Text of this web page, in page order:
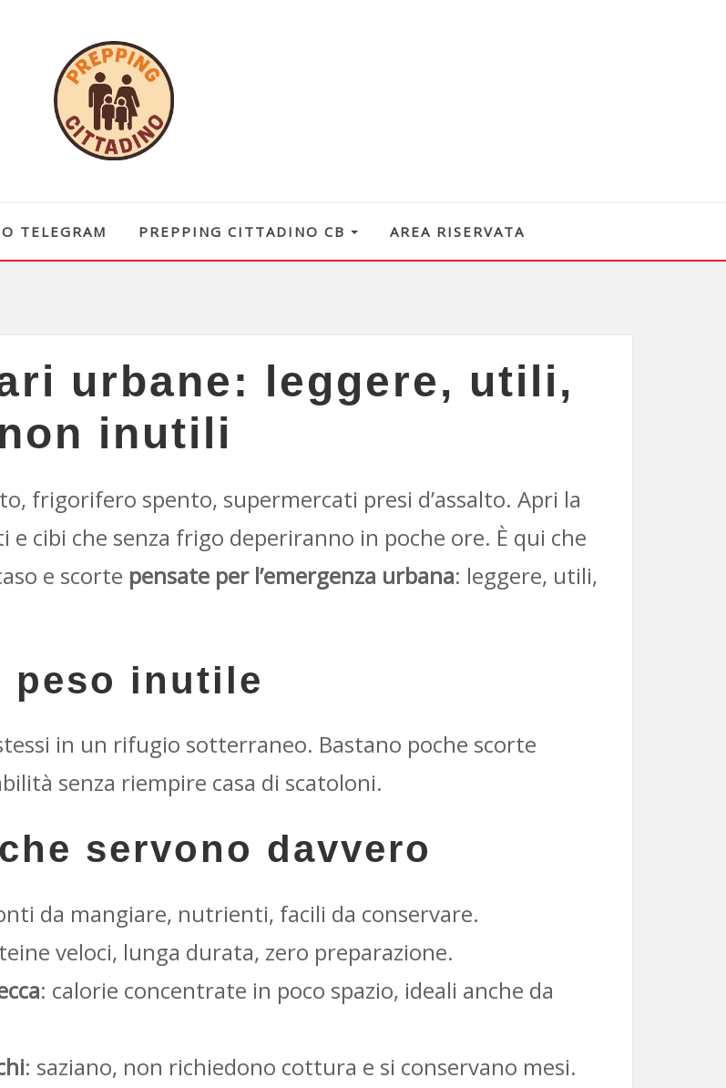
TELEGRAM PREPPING CITTADINO CB AREA RISERVATA
urbane: leggere, utili,
non inutili
frigorifero spento, supermercati presi d’assalto. Apri la
e cibi che senza frigo deperiranno in poche ore. È qui che
e scorte pensate per l’emergenza urbana: leggere, utili,
inutile
in un rifugio sotterraneo. Bastano poche scorte
senza riempire casa di scatoloni.
servono davvero
da mangiare, nutrienti, facili da conservare.
veloci, lunga durata, zero preparazione.
: calorie concentrate in poco spazio, ideali anche da
: saziano, non richiedono cottura e si conservano mesi.